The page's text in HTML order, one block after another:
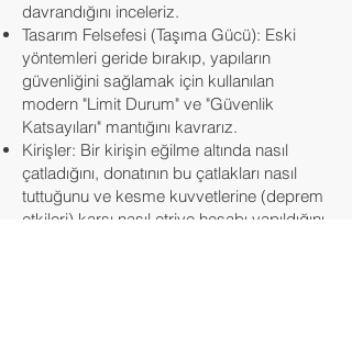
davrandığını inceleriz.
Tasarım Felsefesi (Taşıma Gücü): Eski
yöntemleri geride bırakıp, yapıların
güvenliğini sağlamak için kullanılan
modern "Limit Durum" ve "Güvenlik
Katsayıları" mantığını kavrarız.
Kirişler: Bir kirişin eğilme altında nasıl
çatladığını, donatının bu çatlakları nasıl
tuttuğunu ve kesme kuvvetlerine (deprem
etkileri) karşı nasıl etriye hesabı yapıldığını